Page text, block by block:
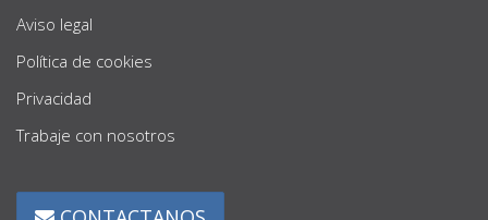
Aviso legal
Política de cookies
Privacidad
Trabaje con nosotros